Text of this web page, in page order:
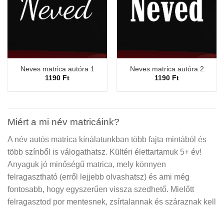
Neves matrica autóra 1
1190 Ft
Neves matrica autóra 2
1190 Ft
Miért a mi név matricáink?
A név autós matrica kínálatunkban több fajta mintából és
több színből is válogathatsz. Kültéri élettartamuk 5+ év!
Anyaguk jó minőségű matrica, mely könnyen
felragasztható (erről lejjebb olvashatsz) és ami még
fontosabb, hogy egyszerűen vissza szedhető. Mielőtt
felragasztod por mentesnek, zsírtalannak és száraznak kell